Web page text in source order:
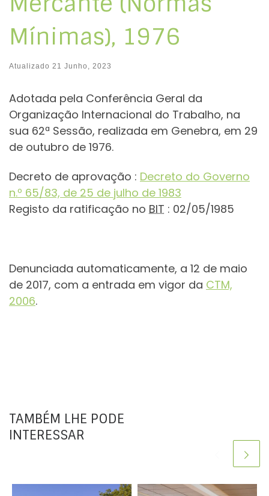
Mínimas), 1976
Atualizado 21 Junho, 2023
Adotada pela Conferência Geral da
Organização Internacional do Trabalho, na
sua 62ª Sessão, realizada em Genebra, em 29
de outubro de 1976.
Decreto de aprovação : Decreto do Governo
n.º 65/83, de 25 de julho de 1983
Registo da ratificação no BIT : 02/05/1985
Denunciada automaticamente, a 12 de maio
de 2017, com a entrada em vigor da CTM,
2006.
TAMBÉM LHE PODE
INTERESSAR